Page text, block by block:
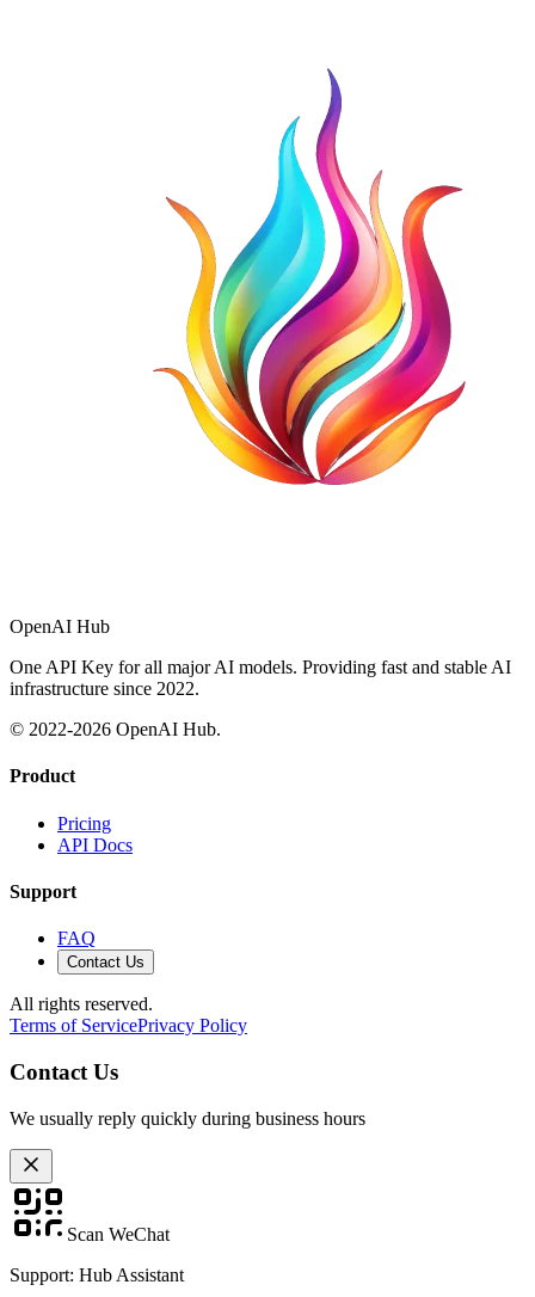
OpenAI Hub
One API Key for all major AI models. Providing fast and stable AI
infrastructure since 2022.
© 2022-2026 OpenAI Hub.
Product
Pricing
API Docs
Support
FAQ
Contact Us
All rights reserved.
Terms of ServicePrivacy Policy
Contact Us
We usually reply quickly during business hours
Scan WeChat
Support: Hub Assistant